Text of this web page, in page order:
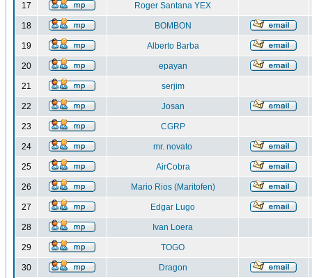
17 Roger Santana YEX
18 BOMBON
19 Alberto Barba
20 epayan
21 serjim
22 Josan
23 CGRP
24 mr. novato
25 AirCobra
26 Mario Rios (Maritofen)
27 Edgar Lugo
28 Ivan Loera
29 TOGO
30 Dragon